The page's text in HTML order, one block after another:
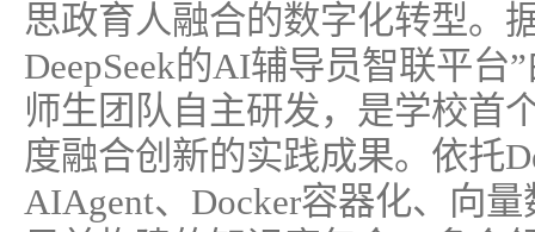
思政育人融合的数字化转型。
DeepSeek的AI辅导员智联平台
师生团队自主研发，是学校首
度融合创新的实践成果。依托
AIAgent、Docker容器化、向